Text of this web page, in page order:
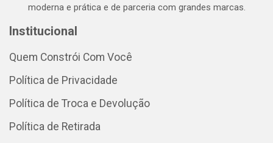
moderna e prática e de parceria com grandes marcas.
Institucional
Quem Constrói Com Você
Política de Privacidade
Política de Troca e Devolução
Política de Retirada